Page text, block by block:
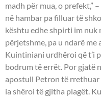
madh për mua, o prefekt,”
në hambar pa filluar të
kështu edhe shpirti im
përjetshme, pa u ndarë me
Kuintiniani urdhëroi që t’i
bodrum të errët. Por gjatë
apostull Petron të rrethuar
ia shëroi të gjitha plagët.